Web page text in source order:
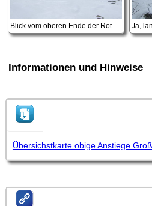
Blick vom oberen Ende der Roten Rinne auf den Scheiblsee
Informationen und Hinweise
Übersichstkarte obige Anstiege